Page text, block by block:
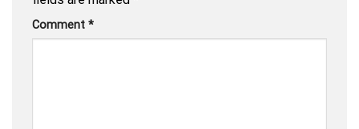
Comment *